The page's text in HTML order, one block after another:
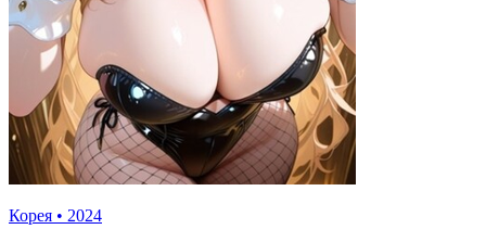
Корея • 2024